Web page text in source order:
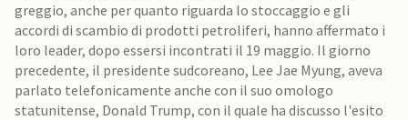
greggio, anche per quanto riguarda lo stoccaggio e gli
accordi di scambio di prodotti petroliferi, hanno affermato i
loro leader, dopo essersi incontrati il 19 maggio. Il giorno
precedente, il presidente sudcoreano, Lee Jae Myung, aveva
parlato telefonicamente anche con il suo omologo
statunitense, Donald Trump, con il quale ha discusso l'esito